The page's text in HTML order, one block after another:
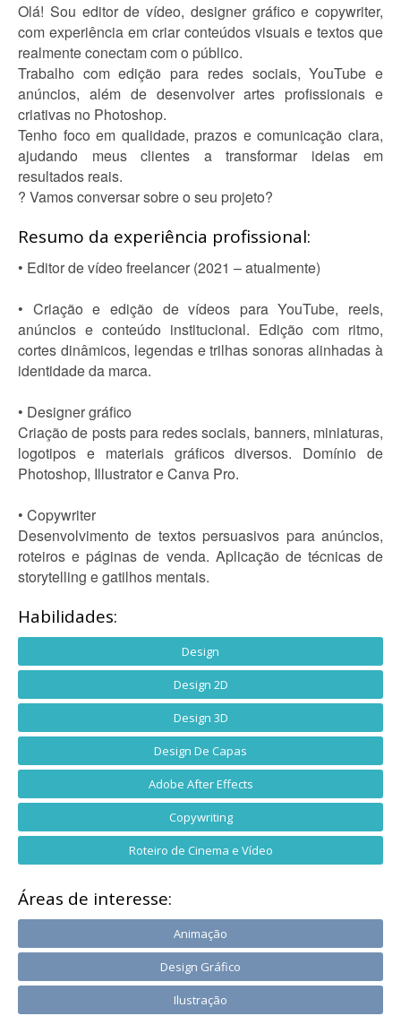
Olá! Sou editor de vídeo, designer gráfico e copywriter,
com experiência em criar conteúdos visuais e textos que
realmente conectam com o público.
Trabalho com edição para redes sociais, YouTube e
anúncios, além de desenvolver artes profissionais e
criativas no Photoshop.
Tenho foco em qualidade, prazos e comunicação clara,
ajudando meus clientes a transformar ideias em
resultados reais.
? Vamos conversar sobre o seu projeto?
Resumo da experiência profissional:
• Editor de vídeo freelancer (2021 – atualmente)
• Criação e edição de vídeos para YouTube, reels,
anúncios e conteúdo institucional. Edição com ritmo,
cortes dinâmicos, legendas e trilhas sonoras alinhadas à
identidade da marca.
• Designer gráfico
Criação de posts para redes sociais, banners, miniaturas,
logotipos e materiais gráficos diversos. Domínio de
Photoshop, Illustrator e Canva Pro.
• Copywriter
Desenvolvimento de textos persuasivos para anúncios,
roteiros e páginas de venda. Aplicação de técnicas de
storytelling e gatilhos mentais.
Habilidades:
Design
Design 2D
Design 3D
Design De Capas
Adobe After Effects
Copywriting
Roteiro de Cinema e Vídeo
Áreas de interesse:
Animação
Design Gráfico
Ilustração